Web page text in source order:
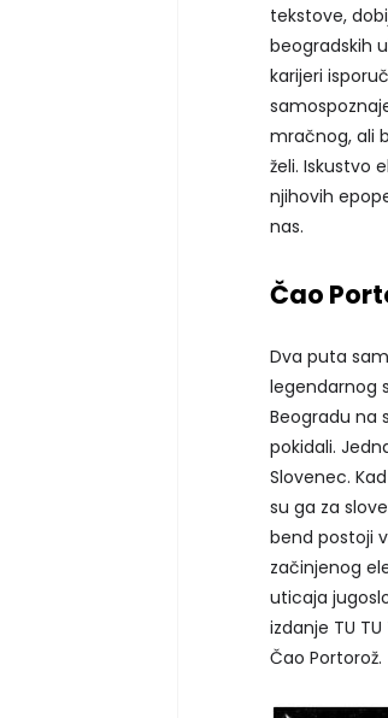
tekstove,
beogradskih
karijeri
mračnog, ali
želi. Iskustvo
njihovih
nas.
Čao
Dva puta
legendarnog
Beogradu na
pokidali.
Slovenec.
su ga za
bend postoji
začinjenog
uticaja
izdanje TU
Čao Portorož.